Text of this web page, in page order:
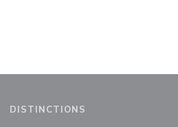
DISTINCTIONS